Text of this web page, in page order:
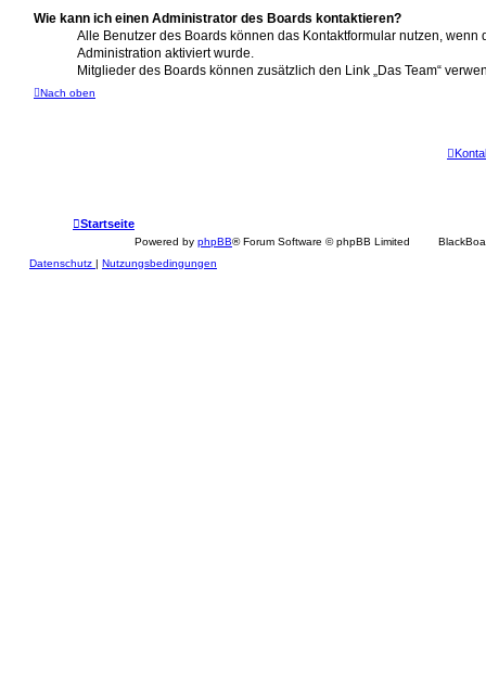
Wie kann ich einen Administrator des Boards kontaktieren?
Alle Benutzer des Boards können das Kontaktformular nutzen, wenn
Administration aktiviert wurde.
Mitglieder des Boards können zusätzlich den Link „Das Team“
Nach oben
Startseite
Powered by phpBB® Forum Software © phpBB Limited
Datenschutz | Nutzungsbedingungen